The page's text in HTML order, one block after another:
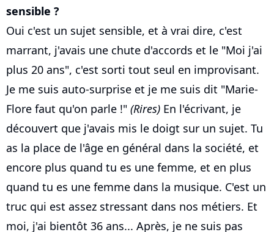
sensible ?
Oui c'est un sujet sensible, et à vrai dire, c'est
marrant, j'avais une chute d'accords et le "Moi j'ai
plus 20 ans", c'est sorti tout seul en improvisant.
Je me suis auto-surprise et je me suis dit "Marie-
Flore faut qu'on parle !" (Rires) En l'écrivant, je
découvert que j'avais mis le doigt sur un sujet. Tu
as la place de l'âge en général dans la société, et
encore plus quand tu es une femme, et en plus
quand tu es une femme dans la musique. C'est un
truc qui est assez stressant dans nos métiers. Et
moi, j'ai bientôt 36 ans... Après, je ne suis pas